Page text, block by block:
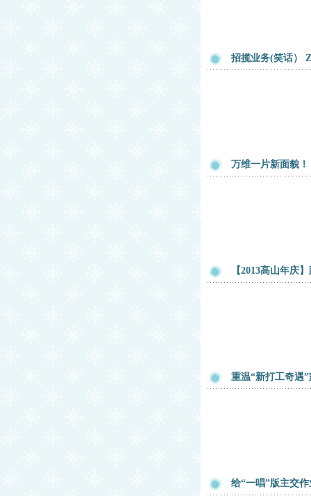
招揽业务(笑话）
万维一片新面貌！
【2013高山年庆
重温“新打工奇遇
给“一唱”版主交作